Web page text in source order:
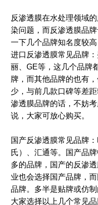
反渗透膜在水处理领域
染问题，而反渗透膜品
一下几个品牌知名度较高
进口反渗透膜常见品牌
丽、GE等，这几个品牌
牌，而其他品牌的也有
少，与前几款口碑等差
渗透膜品牌的话，不妨
说，大家可放心购买。
国产反渗透膜常见品牌
氏）、汇通等。国产品
多的品牌，国产的反渗
业也会选择国产品牌，
品牌。多半是贴牌或仿
大家选择以上几个常见品